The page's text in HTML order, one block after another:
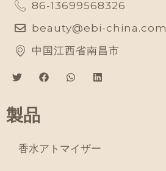
86-13699568326
beauty@ebi-china.com
中国江西省南昌市
製品
香水アトマイザー